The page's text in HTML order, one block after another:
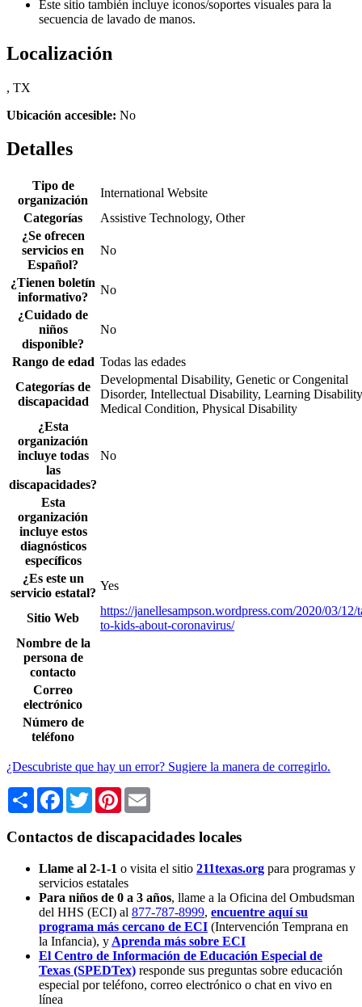
Este sitio también incluye iconos/soportes visuales para la
secuencia de lavado de manos.
Localización
, TX
Ubicación accesible: No
Detalles
Tipo de
organización
International Website
Categorías
Assistive Technology, Other
¿Se ofrecen
servicios en
Español?
No
¿Tienen boletín
informativo?
No
¿Cuidado de
niños
disponible?
No
Rango de edad Todas las edades
Categorías de
discapacidad
Developmental Disability, Genetic or Congenital
Disorder, Intellectual Disability, Learning
Medical Condition, Physical Disability
¿Esta
organización
incluye todas
las
discapacidades?
No
Esta
organización
incluye estos
diagnósticos
específicos
¿Es este un
servicio estatal?
Yes
Sitio Web
https://janellesampson.wordpress.com/2020/03/12/
to-kids-about-coronavirus/
Nombre de la
persona de
contacto
Correo
electrónico
Número de
teléfono
¿Descubriste que hay un error? Sugiere la manera de corregirlo.
Share Facebook
TwitterPinterest
Contactos de discapacidades locales
Llame al 2-1-1 o visita el sitio 211texas.org para programas y
servicios estatales
Para niños de 0 a 3 años, llame a la Oficina del Ombudsman
del HHS (ECI) al 877-787-8999, encuentre aquí su
programa más cercano de ECI (Intervención Temprana en
la Infancia), y Aprenda más sobre ECI
El Centro de Información de Educación Especial de
Texas (SPEDTex) responde sus preguntas sobre educación
especial por teléfono, correo electrónico o chat en vivo en
línea